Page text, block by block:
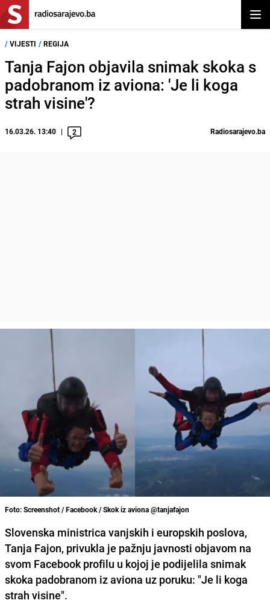
/ VIJESTI / REGIJA
Tanja Fajon objavila snimak skoka s
padobranom iz aviona: 'Je li koga
strah visine'?
16.03.26. 13:40 2 Radiosarajevo.ba
Foto: Screenshot / Facebook / Skok iz aviona @tanjafajon
Slovenska ministrica vanjskih i europskih poslova,
Tanja Fajon, privukla je pažnju javnosti objavom na
svom Facebook profilu u kojoj je podijelila snimak
skoka padobranom iz aviona uz poruku: "Je li koga
strah visine".